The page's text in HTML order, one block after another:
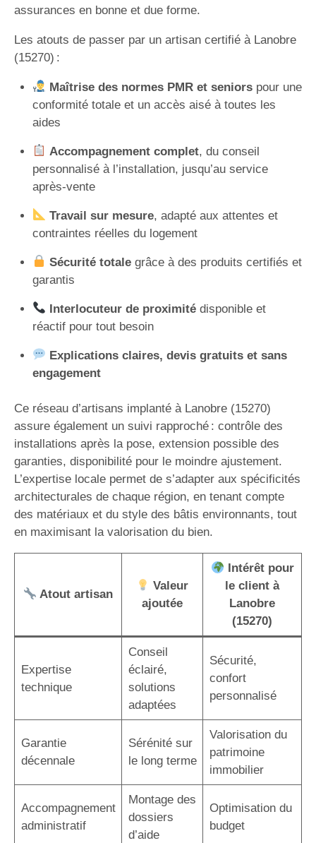
assurances en bonne et due forme.
Les atouts de passer par un artisan certifié à Lanobre
(15270) :
Maîtrise des normes PMR et seniorspour une
conformité totale et un accès aisé à toutes les
aides
Accompagnement complet, du conseil
personnalisé à l’installation, jusqu’au service
après-vente
Travail sur mesure, adapté aux attentes et
contraintes réelles du logement
Sécurité totalegrâce à des produits certifiés et
garantis
Interlocuteur de proximitédisponible et
réactif pour tout besoin
Explications claires, devis gratuits et sans
engagement
Ce réseau d’artisans implanté à Lanobre (15270)
assure également un suivi rapproché : contrôle des
installations après la pose, extension possible des
garanties, disponibilité pour le moindre ajustement.
L’expertise locale permet de s’adapter aux spécificités
architecturales de chaque région, en tenant compte
des matériaux et du style des bâtis environnants, tout
en maximisant la valorisation du bien.
Atout artisan
Valeur
ajoutée
Intérêt pour
le client à
Lanobre
(15270)
Expertise
technique
Conseil
éclairé,
solutions
adaptées
Sécurité,
confort
personnalisé
Garantie
décennale
Sérénité sur
le long terme
Valorisation du
patrimoine
immobilier
Accompagnement
administratif
Montage des
dossiers
d’aide
Optimisation du
budget